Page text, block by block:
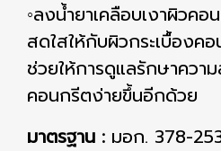
◦ลงน้ำยาเคลือบเงาผิวค
สดใสให้กับผิวกระเบื้องค
ช่วยให้การดูแลรักษาควา
คอนกรีตง่ายขึ้นอีกด้วย
มาตรฐาน : มอก. 378-